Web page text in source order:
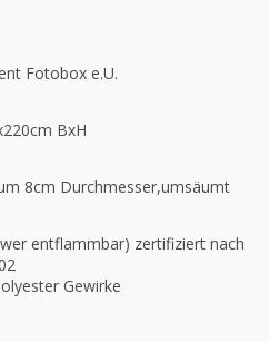
Fotobox e.U.
BxH
8cm Durchmesser,umsäumt
entflammbar) zertifiziert nach
Gewirke